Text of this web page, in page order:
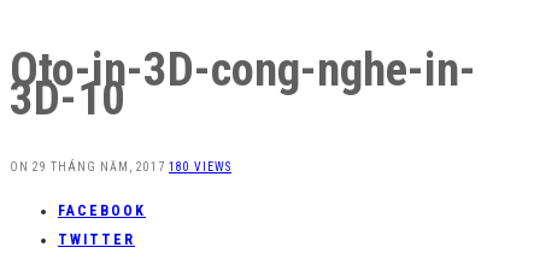
Oto-in-3D-cong-nghe-in-
3D-10
ON 29 THÁNG NĂM, 2017 180 VIEWS
FACEBOOK
TWITTER